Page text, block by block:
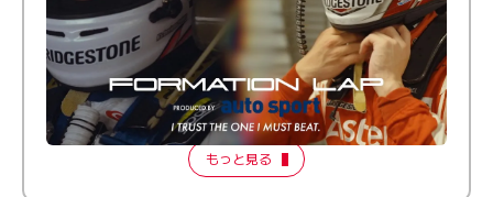
倒す相手を、信じてる。小林利徠斗 × 野村勇斗
【FORMATION LAP Produced by auto sport】
2026 Episode 2
もっと見る